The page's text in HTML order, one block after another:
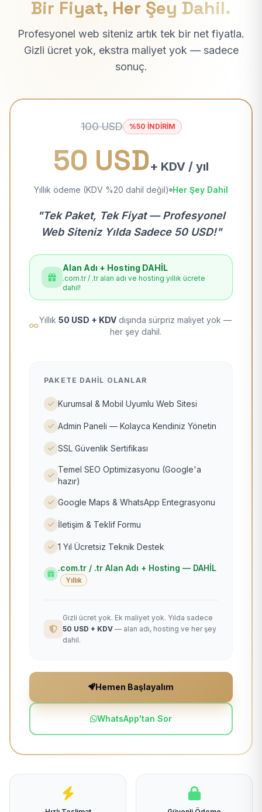
Bir Fiyat, Her Şey Dahil.
Profesyonel web siteniz artık tek bir net fiyatla.
Gizli ücret yok, ekstra maliyet yok — sadece
sonuç.
100 USD %50 İNDİRİM
50 USD+ KDV / yıl
Yıllık ödeme (KDV %20 dahil değil) Her Şey Dahil
"Tek Paket, Tek Fiyat — Profesyonel
Web Siteniz Yılda Sadece 50 USD!"
Alan Adı + Hosting DAHİL
.com.tr / .tr alan adı ve hosting yıllık ücrete
dahil!
Yıllık 50 USD + KDV dışında sürpriz maliyet yok —
her şey dahil.
PAKETE DAHIL OLANLAR
Kurumsal & Mobil Uyumlu Web Sitesi
Admin Paneli — Kolayca Kendiniz Yönetin
SSL Güvenlik Sertifikası
Temel SEO Optimizasyonu (Google'a
hazır)
Google Maps & WhatsApp Entegrasyonu
İletişim & Teklif Formu
1 Yıl Ücretsiz Teknik Destek
.com.tr / .tr Alan Adı + Hosting — DAHİL
Yıllık
Gizli ücret yok. Ek maliyet yok. Yılda sadece
50 USD + KDV — alan adı, hosting ve her şey
dahil.
Hemen Başlayalım
WhatsApp'tan Sor